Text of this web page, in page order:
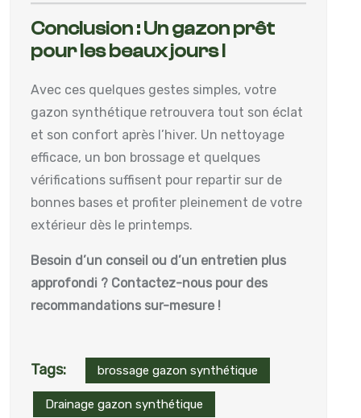
Conclusion : Un gazon prêt
pour les beaux jours !
Avec ces quelques gestes simples, votre
gazon synthétique retrouvera tout son éclat
et son confort après l’hiver. Un nettoyage
efficace, un bon brossage et quelques
vérifications suffisent pour repartir sur de
bonnes bases et profiter pleinement de votre
extérieur dès le printemps.
Besoin d’un conseil ou d’un entretien plus
approfondi ? Contactez-nous pour des
recommandations sur-mesure !
Tags: brossage gazon synthétique
Drainage gazon synthétique